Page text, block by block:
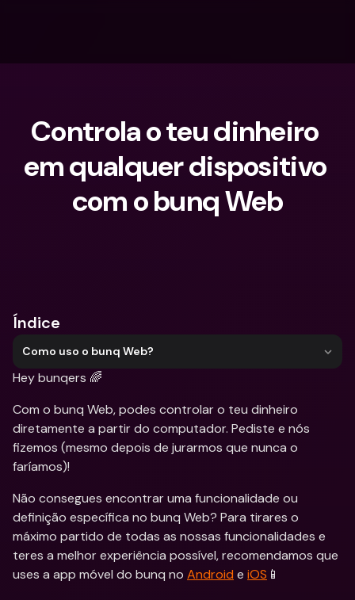
Controla o teu dinheiro
em qualquer dispositivo
com o bunq Web
Índice
Como uso o bunq Web?
Hey bunqers 🌈
Com o bunq Web, podes controlar o teu dinheiro
diretamente a partir do computador. Pediste e nós
fizemos (mesmo depois de jurarmos que nunca o
faríamos)!
Não consegues encontrar uma funcionalidade ou
definição específica no bunq Web? Para tirares o
máximo partido de todas as nossas funcionalidades e
teres a melhor experiência possível, recomendamos que
uses a app móvel do bunq no Android e iOS 📱